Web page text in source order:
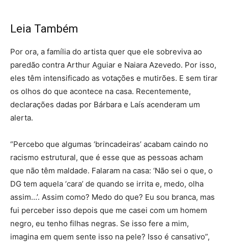
Leia Também
Por ora, a família do artista quer que ele sobreviva ao
paredão contra Arthur Aguiar e Naiara Azevedo. Por isso,
eles têm intensificado as votações e mutirões. E sem tirar
os olhos do que acontece na casa. Recentemente,
declarações dadas por Bárbara e Laís acenderam um
alerta.
“Percebo que algumas ‘brincadeiras’ acabam caindo no
racismo estrutural, que é esse que as pessoas acham
que não têm maldade. Falaram na casa: ‘Não sei o que, o
DG tem aquela ‘cara’ de quando se irrita e, medo, olha
assim…’. Assim como? Medo do que? Eu sou branca, mas
fui perceber isso depois que me casei com um homem
negro, eu tenho filhas negras. Se isso fere a mim,
imagina em quem sente isso na pele? Isso é cansativo”,